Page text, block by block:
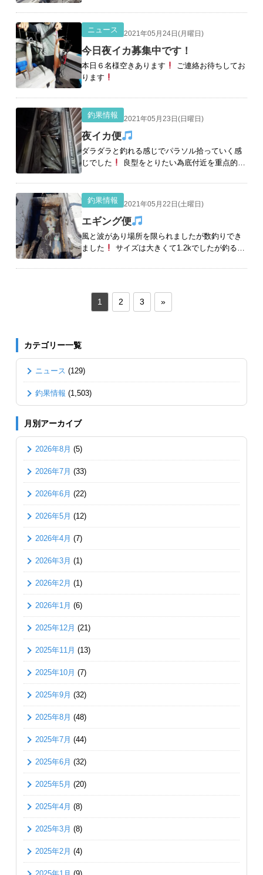
バタとつきました
ナイスサイズっ バタバタとついたりするんです
があと続かず。
ニュース 2021年05月24日(月曜日)
今日夜イカ募集中です！
本日６名様空きあります
ご連絡お待ちしてお
ります
釣果情報 2021年05月23日(日曜日)
夜イカ便
ダラダラと釣れる感じでパラソル拾っていく感
じでした
良型をとりたい為底付近を重点的に
狙っていきました
これを待ってました
しっかり[続きを読む]
釣果情報
2021年05月22日(土曜日)
エギング便
風と波があり場所を限られましたが数釣りでき
ました
サイズは大きくて1.2kでしたが釣る人
は10杯でした
ダブルヒット！ バタバタ４杯！ やっとキロサイ
1 2 3 »
カテゴリー一覧
ニュース (129)
釣果情報 (1,503)
月別アーカイブ
2026年8月 (5)
2026年7月 (33)
2026年6月 (22)
2026年5月 (12)
2026年4月 (7)
2026年3月 (1)
2026年2月 (1)
2026年1月 (6)
2025年12月 (21)
2025年11月 (13)
2025年10月 (7)
2025年9月 (32)
2025年8月 (48)
2025年7月 (44)
2025年6月 (32)
2025年5月 (20)
2025年4月 (8)
2025年3月 (8)
2025年2月 (4)